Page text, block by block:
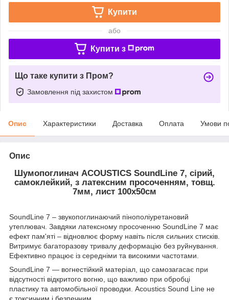
Купити
або
Купити з
Що таке купити з Пром?
Замовлення під захистом
Опис Характеристики Доставка Оплата Умови
Опис
Шумопоглинач ACOUSTICS SoundLine 7, сірий,
самоклейкий, з латексним просоченням, товщ.
7мм, лист 100x50см
SoundLine 7 – звукопоглинаючий пінополіуретановий
утеплювач. Завдяки латексному просоченню SoundLine 7 має
ефект пам'яті – відновлює форму навіть після сильних стисків.
Витримує багаторазову тривалу деформацію без руйнування.
Ефективно працює із середніми та високими частотами.
SoundLine 7 — вогнестійкий матеріал, що самозагасає при
відсутності відкритого вогню, що важливо при обробці
пластику та автомобільної проводки. Acoustics Sound Line не
є токсичним і безпечним.